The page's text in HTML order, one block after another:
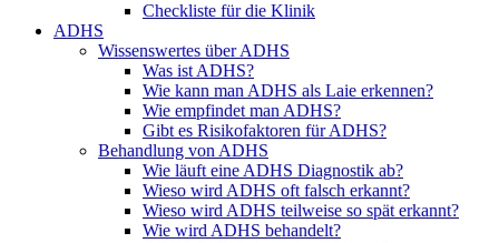
Checkliste für die Klinik
ADHS
Wissenswertes über ADHS
Was ist ADHS?
Wie kann man ADHS als Laie erkennen?
Wie empfindet man ADHS?
Gibt es Risikofaktoren für ADHS?
Behandlung von ADHS
Wie läuft eine ADHS Diagnostik ab?
Wieso wird ADHS oft falsch erkannt?
Wieso wird ADHS teilweise so spät erkannt?
Wie wird ADHS behandelt?